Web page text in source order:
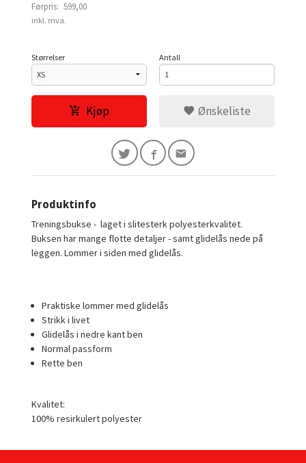
Førpris: 599,00
Rabatt
inkl. mva.
Størrelser Antall
Kjøp Ønskeliste
Produktinfo
Treningsbukse - laget i slitesterk polyesterkvalitet.
Buksen har mange flotte detaljer - samt glidelås nede på
leggen. Lommer i siden med glidelås.
Praktiske lommer med glidelås
Strikk i livet
Glidelås i nedre kant ben
Normal passform
Rette ben
Kvalitet:
100% resirkulert polyester